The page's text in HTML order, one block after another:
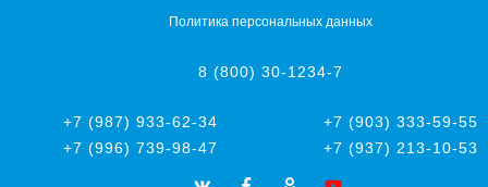
Политика персональных данных
8 (800) 30-1234-7
+7 (987) 933-62-34
+7 (903) 333-59-55
+7 (996) 739-98-47
+7 (937) 213-10-53